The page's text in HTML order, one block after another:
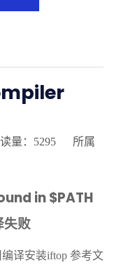
量：5295
所属
in $PATH
败
译安装iftop 参考文